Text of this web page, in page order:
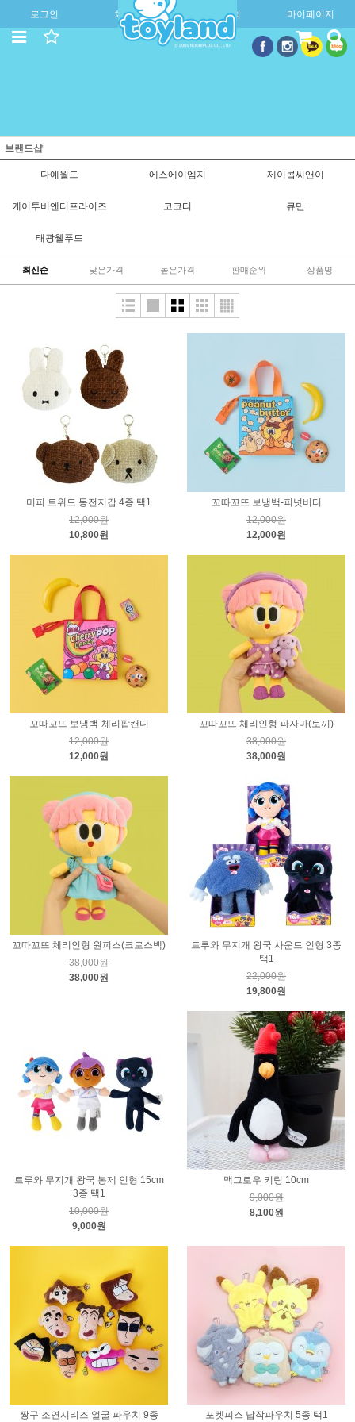
로그인 회원가입 주문조회 마이페이지
브랜드샵
다예월드 에스에이엠지 제이콥씨앤이
케이투비엔터프라이즈 코코티 큐만
태광웰푸드
최신순 낮은가격 높은가격 판매순위 상품명
미피 트위드 동전지갑 4종 택1
12,000원
10,800원
꼬따꼬뜨 보냉백-피넛버터
12,000원
12,000원
꼬따꼬뜨 보냉백-체리팝캔디
12,000원
12,000원
꼬따꼬뜨 체리인형 파자마(토끼)
38,000원
38,000원
꼬따꼬뜨 체리인형 원피스(크로스백)
38,000원
38,000원
트루와 무지개 왕국 사운드 인형 3종
택1
22,000원
19,800원
트루와 무지개 왕국 봉제 인형 15cm
3종 택1
10,000원
9,000원
맥그로우 키링 10cm
9,000원
8,100원
짱구 조연시리즈 얼굴 파우치 9종 포켓피스 납작파우치 5종 택1